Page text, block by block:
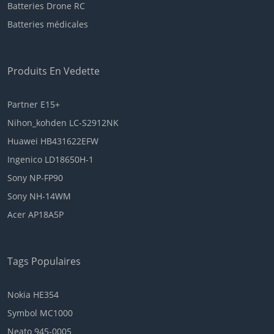
TECLAST
HIPAA
ZONDAN
UTL
JUPER
COOYES
Batteries Drone RC
Batteries médicales
Produits En Vedette
Partner E15+
Nihon_kohden LC-S2912NK
Huawei HB431622EFW
Ingenico LD18650H-1
Sony NP-FP90
Sony NH-14WM
Acer AP18A5P
Tags Populaires
Nokia HE354
Symbol MC1000
Neato 945-0005